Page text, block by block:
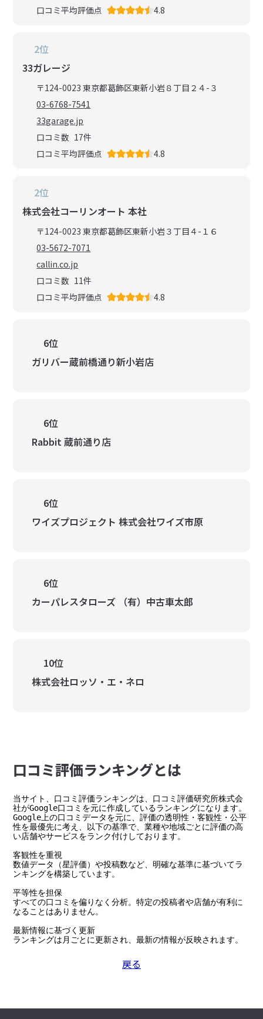
口コミ平均評価点
4.8
2位
33ガレージ
〒124-0023 東京都葛飾区東新小岩８丁目２４-３
03-6768-7541
33garage.jp
口コミ数 17件
口コミ平均評価点
4.8
2位
株式会社コーリンオート 本社
〒124-0023 東京都葛飾区東新小岩３丁目４-１６
03-5672-7071
callin.co.jp
口コミ数 11件
口コミ平均評価点
4.8
6位
ガリバー蔵前橋通り新小岩店
6位
Rabbit 蔵前通り店
6位
ワイズプロジェクト 株式会社ワイズ市原
6位
カーパレスタローズ （有）中古車太郎
10位
株式会社ロッソ・エ・ネロ
⼝コミ評価ランキングとは
当サイト、口コミ評価ランキングは、口コミ評価研究所株式会
社がGoogle口コミを元に作成しているランキングになります。
Google上の口コミデータを元に、評価の透明性・客観性・公平
性を最優先に考え、以下の基準で、業種や地域ごとに評価の高
い店舗やサービスをランク付けしております。
客観性を重視
数値データ（星評価）や投稿数など、明確な基準に基づいてラ
ンキングを構築しています。
平等性を担保
すべての口コミを偏りなく分析。特定の投稿者や店舗が有利に
なることはありません。
最新情報に基づく更新
ランキングは月ごとに更新され、最新の情報が反映されます。
戻る